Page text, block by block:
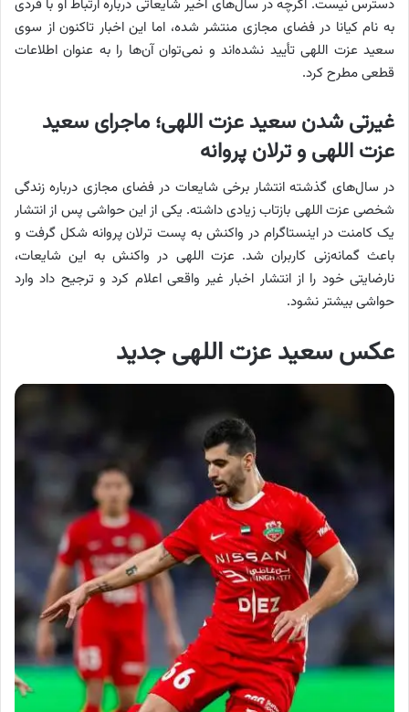
دسترس نیست. اگرچه در سال‌های اخیر شایعاتی درباره ارتباط او با فردی
به نام کیانا در فضای مجازی منتشر شده، اما این اخبار تاکنون از سوی
سعید عزت اللهی تأیید نشده‌اند و نمی‌توان آن‌ها را به عنوان اطلاعات
قطعی مطرح کرد.
غیرتی شدن سعید عزت اللهی؛ ماجرای سعید
عزت اللهی و ترلان پروانه
در سال‌های گذشته انتشار برخی شایعات در فضای مجازی درباره زندگی
شخصی عزت اللهی بازتاب زیادی داشته. یکی از این حواشی پس از انتشار
یک کامنت در اینستاگرام در واکنش به پست ترلان پروانه شکل گرفت و
باعث گمانه‌زنی کاربران شد. عزت اللهی در واکنش به این شایعات،
نارضایتی خود را از انتشار اخبار غیر واقعی اعلام کرد و ترجیح داد وارد
حواشی بیشتر نشود.
عکس سعید عزت اللهی جدید